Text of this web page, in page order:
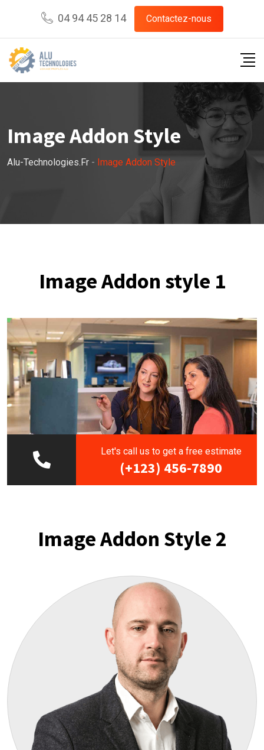
04 94 45 28 14 Contactez-nous
Image Addon Style
Alu-Technologies.fr - Image Addon Style
Image Addon style 1
Let's call us to get a free estimate
(+123) 456-7890
Image Addon Style 2